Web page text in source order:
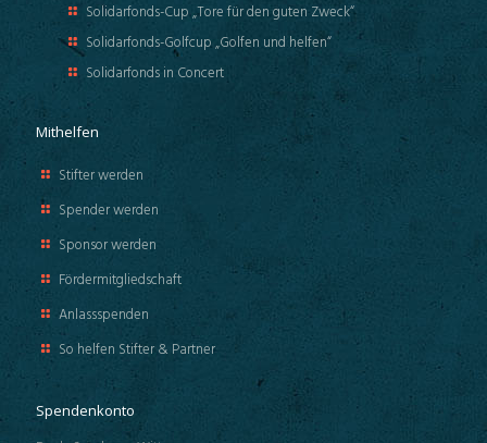
Solidarfonds-Cup „Tore für den guten Zweck“
Solidarfonds-Golfcup „Golfen und helfen“
Solidarfonds in Concert
Mithelfen
Stifter werden
Spender werden
Sponsor werden
Fördermitgliedschaft
Anlassspenden
So helfen Stifter & Partner
Spendenkonto